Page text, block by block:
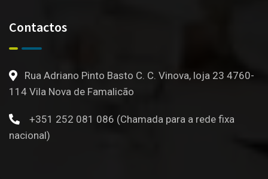
Contactos
Rua Adriano Pinto Basto C. C. Vinova, loja 23 4760-
114 Vila Nova de Famalicão
+351 252 081 086 (Chamada para a rede fixa
nacional)